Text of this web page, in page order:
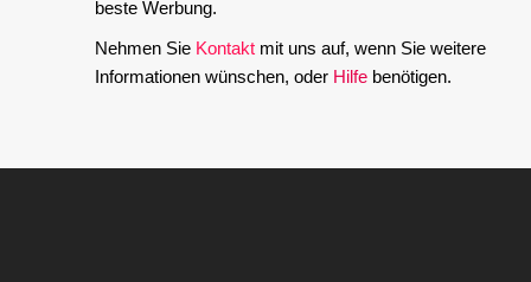
beste Werbung.
Nehmen Sie Kontakt mit uns auf, wenn Sie weitere
Informationen wünschen, oder Hilfe benötigen.